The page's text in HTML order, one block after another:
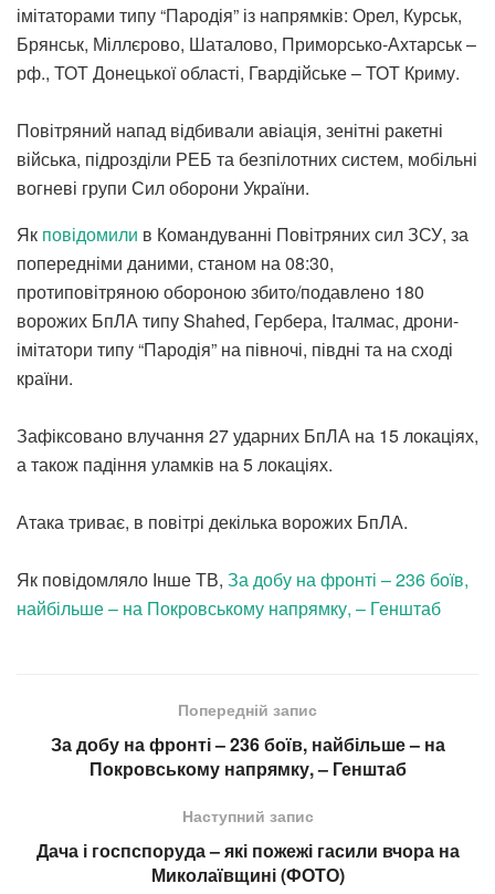
імітаторами типу “Пародія” із напрямків: Орел, Курськ,
Брянськ, Міллєрово, Шаталово, Приморсько-Ахтарськ –
рф., ТОТ Донецької області, Гвардійське – ТОТ Криму.
Повітряний напад відбивали авіація, зенітні ракетні
війська, підрозділи РЕБ та безпілотних систем, мобільні
вогневі групи Сил оборони України.
Як повідомили в Командуванні Повітряних сил ЗСУ, за
попередніми даними, станом на 08:30,
протиповітряною обороною збито/подавлено 180
ворожих БпЛА типу Shahed, Гербера, Італмас, дрони-
імітатори типу “Пародія” на півночі, півдні та на сході
країни.
Зафіксовано влучання 27 ударних БпЛА на 15 локаціях,
а також падіння уламків на 5 локаціях.
Атака триває, в повітрі декілька ворожих БпЛА.
Як повідомляло Інше ТВ, За добу на фронті – 236 боїв,
найбільше – на Покровському напрямку, – Генштаб
Попередній запис
За добу на фронті – 236 боїв, найбільше – на
Покровському напрямку, – Генштаб
Наступний запис
Дача і госпспоруда – які пожежі гасили вчора на
Миколаївщині (ФОТО)